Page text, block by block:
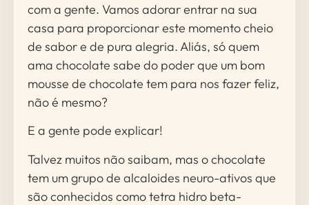
com a gente. Vamos adorar entrar na sua
casa para proporcionar este momento cheio
de sabor e de pura alegria. Aliás, só quem
ama chocolate sabe do poder que um bom
mousse de chocolate tem para nos fazer feliz,
não é mesmo?
E a gente pode explicar!
Talvez muitos não saibam, mas o chocolate
tem um grupo de alcaloides neuro-ativos que
são conhecidos como tetra hidro beta-